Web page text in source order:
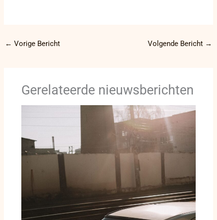
← Vorige Bericht Volgende Bericht →
Gerelateerde nieuwsberichten